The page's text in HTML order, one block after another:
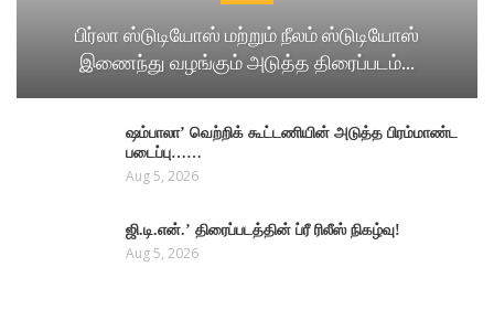
பிர்லா ஸ்டுடியோஸ் மற்றும் நீலம் ஸ்டுடியோஸ்
இணைந்து வழங்கும் அடுத்த திரைப்படம்…
ஷம்பாலா’ வெற்றிக் கூட்டணியின் அடுத்த பிரம்மாண்ட
படைப்பு……
Aug 5, 2026
ஜி.டி.என்.’ திரைப்படத்தின் ப்ரீ ரிலீஸ் நிகழ்வு!
Aug 5, 2026